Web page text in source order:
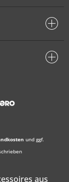
und ggf.
aus